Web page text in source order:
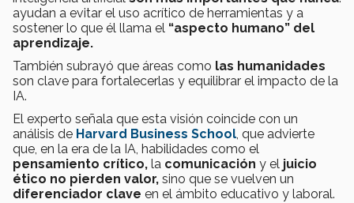
ayudan a evitar el uso acrítico de herramientas y a
sostener lo que él llama el “aspecto humano” del
aprendizaje.
También subrayó que áreas como las humanidades
son clave para fortalecerlas y equilibrar el impacto de la
IA.
El experto señala que esta visión coincide con un
análisis de Harvard Business School, que advierte
que, en la era de la IA, habilidades como el
pensamiento crítico, la comunicación y el juicio
ético no pierden valor, sino que se vuelven un
diferenciador clave en el ámbito educativo y laboral.